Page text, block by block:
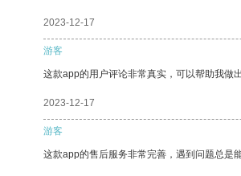
2023-12-17
游客
这款app的用户评论非常真实，可以帮助我做
2023-12-17
游客
这款app的售后服务非常完善，遇到问题总是